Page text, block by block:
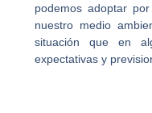
podemos adoptar
nuestro medio
situación que en
expectativas y